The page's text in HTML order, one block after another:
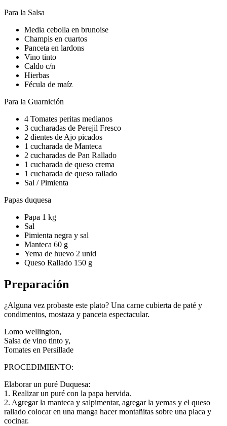
Para la Salsa
Media cebolla en brunoise
Champis en cuartos
Panceta en lardons
Vino tinto
Caldo c/n
Hierbas
Fécula de maíz
Para la Guarnición
4 Tomates peritas medianos
3 cucharadas de Perejil Fresco
2 dientes de Ajo picados
1 cucharada de Manteca
2 cucharadas de Pan Rallado
1 cucharada de queso crema
1 cucharada de queso rallado
Sal / Pimienta
Papas duquesa
Papa 1 kg
Sal
Pimienta negra y sal
Manteca 60 g
Yema de huevo 2 unid
Queso Rallado 150 g
Preparación
¿Alguna vez probaste este plato? Una carne cubierta de paté y
condimentos, mostaza y panceta espectacular.
Lomo wellington,
Salsa de vino tinto y,
Tomates en Persillade
PROCEDIMIENTO:
Elaborar un puré Duquesa:
1. Realizar un puré con la papa hervida.
2. Agregar la manteca y salpimentar, agregar la yemas y el queso
rallado colocar en una manga hacer montañitas sobre una placa y
cocinar.